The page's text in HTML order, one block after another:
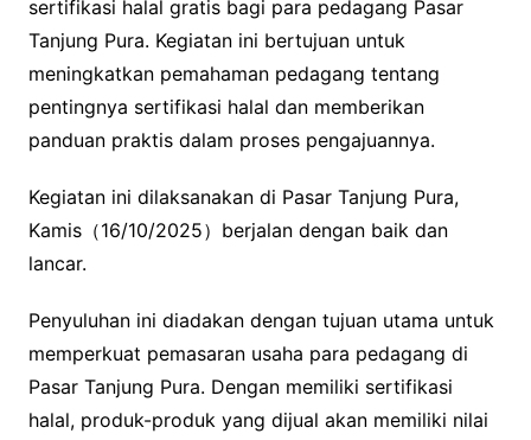
sertifikasi halal gratis bagi para pedagang Pasar
Tanjung Pura. Kegiatan ini bertujuan untuk
meningkatkan pemahaman pedagang tentang
pentingnya sertifikasi halal dan memberikan
panduan praktis dalam proses pengajuannya.
Kegiatan ini dilaksanakan di Pasar Tanjung Pura,
Kamis（16/10/2025）berjalan dengan baik dan
lancar.
Penyuluhan ini diadakan dengan tujuan utama untuk
memperkuat pemasaran usaha para pedagang di
Pasar Tanjung Pura. Dengan memiliki sertifikasi
halal, produk-produk yang dijual akan memiliki nilai